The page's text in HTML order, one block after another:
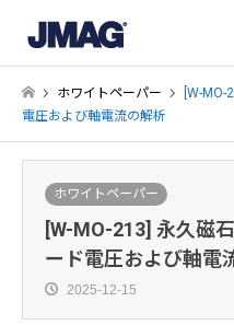
ホワイトペーパー
[W-
電圧および軸電流の解析
ホワイトペーパー
[W-MO-213] 永久磁
ード電圧および軸電
2025-12-15